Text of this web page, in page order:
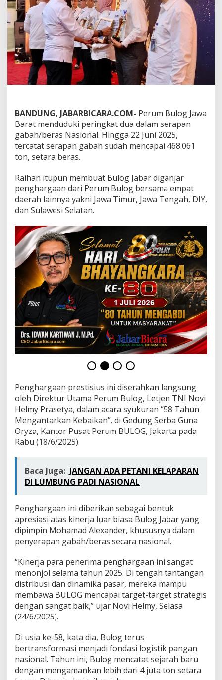
e
r
i
n
g
k
N
a
s
o
d
e
n
n
e
r
a
p
a
a
b
a
h
t
n
g
,
C
i
4
6
0
6
1
o
BANDUNG, JABARBICARA.COM- Perum Bulog Jawa
Barat menduduki peringkat dua dalam serapan
gabah/beras Nasional. Hingga 22 Juni 2025,
tercatat serapan gabah sudah mencapai 468.061
ton, setara beras.
Raihan itupun membuat Bulog Jabar diganjar
penghargaan dari Perum Bulog bersama empat
daerah lainnya yakni Jawa Timur, Jawa Tengah, DIY,
dan Sulawesi Selatan.
Penghargaan prestisius ini diserahkan langsung
oleh Direktur Utama Perum Bulog, Letjen TNI Novi
Helmy Prasetya, dalam acara syukuran “58 Tahun
Mengantarkan Kebaikan”, di Gedung Serba Guna
Oryza, Kantor Pusat Perum BULOG, Jakarta pada
Rabu (18/6/2025).
Baca Juga: JANGAN ADA PETANI KELAPARAN
DI LUMBUNG PADI NASIONAL
Penghargaan ini diberikan sebagai bentuk
apresiasi atas kinerja luar biasa Bulog Jabar yang
dipimpin Mohamad Alexander, khususnya dalam
penyerapan gabah/beras secara nasional.
“Kinerja para penerima penghargaan ini sangat
menonjol selama tahun 2025. Di tengah tantangan
distribusi dan dinamika pasar, mereka mampu
membawa BULOG mencapai target-target strategis
dengan sangat baik,” ujar Novi Helmy, Selasa
(24/6/2025).
Di usia ke-58, kata dia, Bulog terus
bertransformasi menjadi fondasi logistik pangan
nasional. Tahun ini, Bulog mencatat sejarah baru
dengan mengamankan lebih dari 4 juta ton setara